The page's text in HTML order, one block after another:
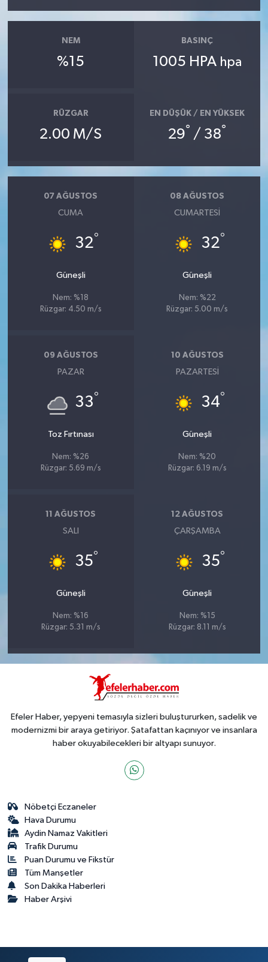
NEM
%15
BASINÇ
1005 HPA hpa
RÜZGAR
2.00 M/S
EN DÜŞÜK / EN YÜKSEK
29° / 38°
07 AĞUSTOS
CUMA
32°
Güneşli
Nem: %18
Rüzgar: 4.50 m/s
08 AĞUSTOS
CUMARTESI
32°
Güneşli
Nem: %22
Rüzgar: 5.00 m/s
09 AĞUSTOS
PAZAR
33°
Toz Fırtınası
Nem: %26
Rüzgar: 5.69 m/s
10 AĞUSTOS
PAZARTESI
34°
Güneşli
Nem: %20
Rüzgar: 6.19 m/s
11 AĞUSTOS
SALI
35°
Güneşli
Nem: %16
Rüzgar: 5.31 m/s
12 AĞUSTOS
ÇARŞAMBA
35°
Güneşli
Nem: %15
Rüzgar: 8.11 m/s
Efeler Haber, yepyeni temasıyla sizleri buluştururken, sadelik ve
modernizmi bir araya getiriyor. Şatafattan kaçınıyor ve insanlara
haber okuyabilecekleri bir altyapı sunuyor.
Nöbetçi Eczaneler
Hava Durumu
Aydin Namaz Vakitleri
Trafik Durumu
Puan Durumu ve Fikstür
Tüm Manşetler
Son Dakika Haberleri
Haber Arşivi